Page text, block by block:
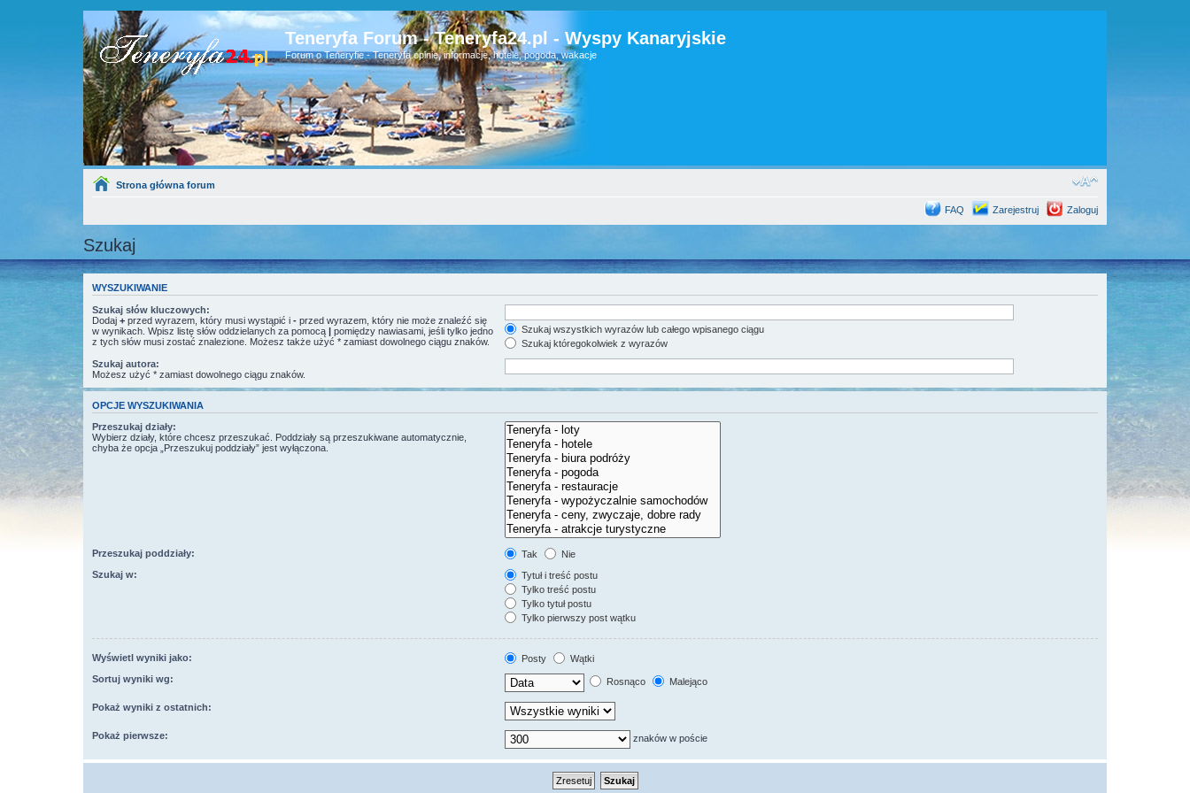
Teneryfa Forum - Teneryfa24.pl - Wyspy Kanaryjskie
Forum o Teneryfie - Teneryfa opinie, informacje, hotele, pogoda, wakacje
Strona główna forum
FAQ Zarejestruj Zaloguj
Szukaj
WYSZUKIWANIE
Szukaj słów kluczowych:
Dodaj+ przed wyrazem, który musi wystąpić i- przed wyrazem, który nie może znaleźć się
w wynikach. Wpisz listę słów oddzielanych za pomocą| pomiędzy nawiasami, jeśli tylko jedno
z tych słów musi zostać znalezione. Możesz także użyć * zamiast dowolnego ciągu znaków.
Szukaj wszystkich wyrazów lub całego wpisanego ciągu
Szukaj któregokolwiek z wyrazów
Szukaj autora:
Możesz użyć * zamiast dowolnego ciągu znaków.
OPCJE WYSZUKIWANIA
Przeszukaj działy:
Wybierz działy, które chcesz przeszukać. Poddziały są przeszukiwane automatycznie,
chyba że opcja „Przeszukuj poddziały” jest wyłączona.
Przeszukaj poddziały: Tak
Nie
Szukaj w:
Tytuł i treść postu
Tylko treść postu
Tylko tytuł postu
Tylko pierwszy post wątku
Wyświetl wyniki jako: Posty
Wątki
Sortuj wyniki wg:
Rosnąco Malejąco
Pokaż wyniki z ostatnich:
Pokaż pierwsze: znaków w poście